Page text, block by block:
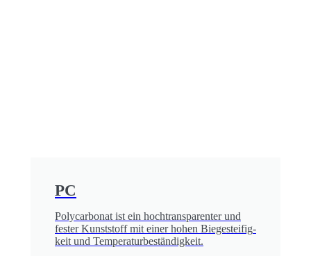
PC
Polycarbonat ist ein hoch­transparenter und
fester Kunststoff mit einer hohen Biege­steifig­
keit und Temperatur­beständig­keit.